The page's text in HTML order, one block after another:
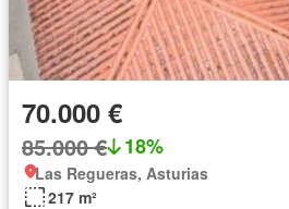
70.000 €
85.000 € 18%
Las Regueras, Asturias
217 m²